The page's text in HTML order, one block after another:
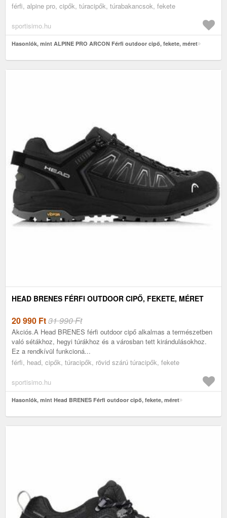
férfi, alpine pro, cipők, túracipők, túrabakancsok, fekete
sportisimo.hu
Hasonlók, mint ALPINE PRO ARCON Férfi outdoor cipő, fekete, méret
HEAD BRENES FÉRFI OUTDOOR CIPŐ, FEKETE, MÉRET
20 990 Ft31 990 Ft
Akciós.A Head BRENES férfi outdoor cipő alkalmas a természetben
való sétákhoz, hegyi túrákhoz és a városban tett kirándulásokhoz.
Ez a rendkívül funkcioná...
férfi, head, cipők, túracipők, rövid szárú túracipők, fekete
sportisimo.hu
Hasonlók, mint Head BRENES Férfi outdoor cipő, fekete, méret